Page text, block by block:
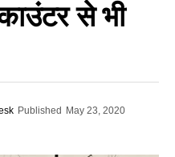
से भी
Published May 23, 2020